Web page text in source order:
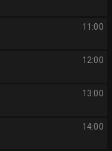
11:00
12:00
13:00
14:00